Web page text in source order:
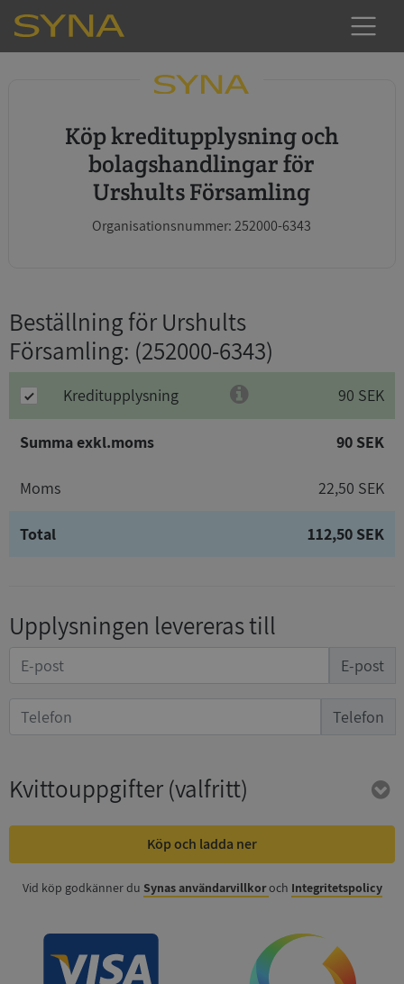
Köp kreditupplysning och
bolagshandlingar för
Urshults Församling
Organisationsnummer: 252000-6343
Beställning för Urshults
Församling: (252000-6343)
Kreditupplysning 90 SEK
Summa exkl.moms 90 SEK
Moms 22,50 SEK
Total 112,50 SEK
Upplysningen levereras till
E-post
Telefon
Kvittouppgifter(valfritt)
Köp och ladda ner
Vid köp godkänner du Synas användarvillkoroch Integritetspolicy